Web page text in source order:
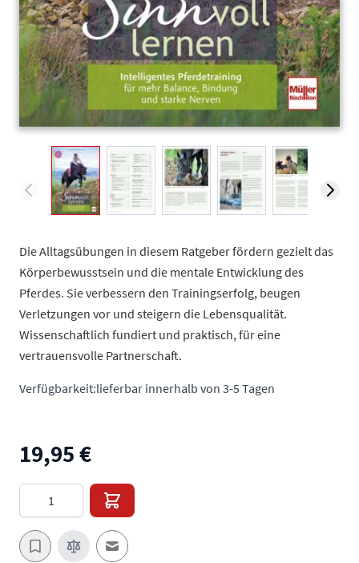
View larger imageView larger imageView larger imageView larger image
View larger
Die Alltagsübungen in diesem Ratgeber fördern gezielt das
Körperbewusstsein und die mentale Entwicklung des
Pferdes. Sie verbessern den Trainingserfolg, beugen
Verletzungen vor und steigern die Lebensqualität.
Wissenschaftlich fundiert und praktisch, für eine
vertrauensvolle Partnerschaft.
Verfügbarkeit:lieferbar innerhalb von 3-5 Tagen
19,95 €
Menge
E-Mail an einen Freund